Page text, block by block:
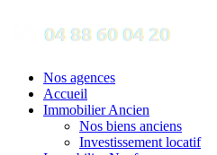
Nos agences
Accueil
Immobilier Ancien
Nos biens anciens
Investissement locatif